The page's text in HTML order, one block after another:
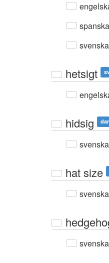
spanska
svenska
hetsigt
hidsig
svenska
hat size
svenska
svenska